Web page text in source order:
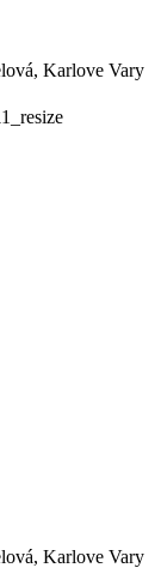
Karlove Vary
Karlove Vary